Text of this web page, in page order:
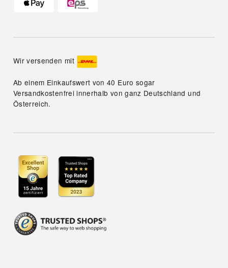
Wir versenden mit
Ab einem Einkaufswert von 40 Euro sogar
Versandkostenfrei innerhalb von ganz Deutschland und
Österreich.